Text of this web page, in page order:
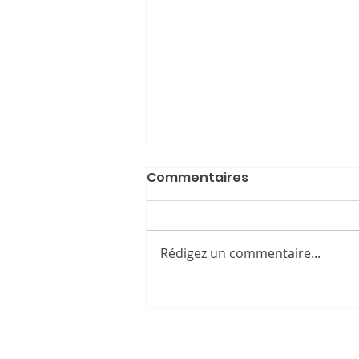
Football
Commentaires
Rédigez un commentaire...